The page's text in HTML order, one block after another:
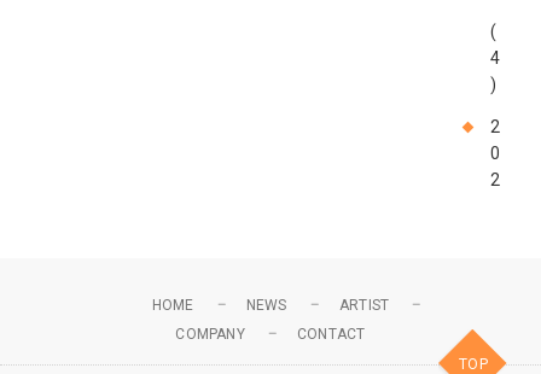
(
4
)
2
0
2
4
HOME NEWS
ARTIST
COMPANY
CONTACT
TOP